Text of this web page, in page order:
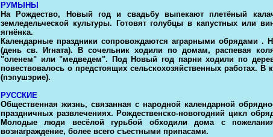
РУМЫНЫ
На Рождество, Новый год и свадьбу выпекают плетёный
земледельческой культуры. Готовят голубцы в капустных или
ягнёнка.
Календарные праздники сопровождаются аграрными обрядами .
(день св. Игната). В сочельник ходили по домам, распевая
"оленем" или "медведем". Под Новый год парни ходили по
повествовалось о предстоящих сельскохозяйственных работах.
(пэпушэрие).
РУССКИЕ
Общественная жизнь, связанная с народной календарной
праздничных развлечениях. Рождественско-новогодний цикл
Молодые люди весёлой гурьбой обходили дома с
вознаграждение, более всего съестными припасами.